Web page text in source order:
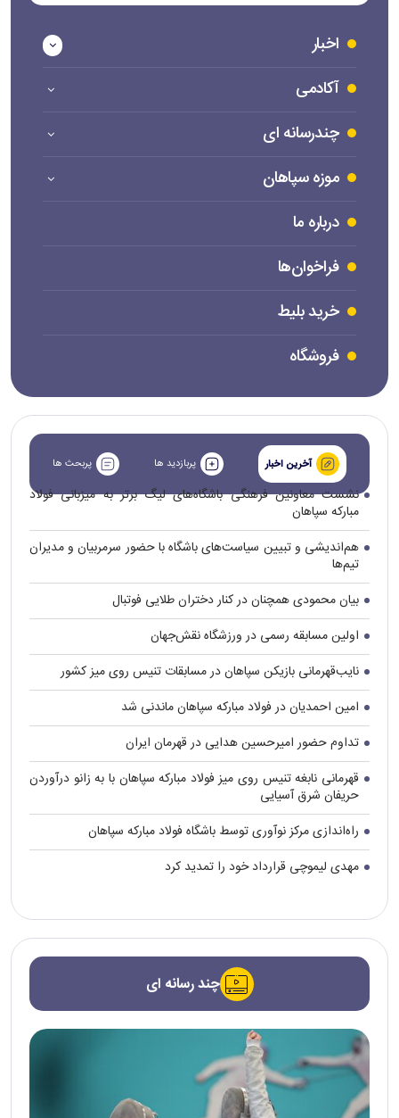
اخبار
آکادمی
چندرسانه ای
موزه سپاهان
درباره ما
فراخوان‌ها
خرید بلیط
فروشگاه
آخرین اخبار پربازدید ها پربحث ها
نشست معاونین فرهنگی باشگاه‌های لیگ برتر به میزبانی فولاد
مبارکه سپاهان
هم‌اندیشی و تبیین سیاست‌های باشگاه با حضور سرمربیان و مدیران
تیم‌ها
بیان محمودی همچنان در کنار دختران طلایی فوتبال
اولین مسابقه رسمی در ورزشگاه نقش‌جهان
نایب‌قهرمانی بازیکن سپاهان در مسابقات تنیس روی میز کشور
امین احمدیان در فولاد مبارکه سپاهان ماندنی شد
تداوم حضور امیرحسین هدایی در قهرمان ایران
قهرمانی نابغه تنیس روی میز فولاد مبارکه سپاهان با به زانو درآوردن
حریفان شرق آسیایی
راه‌اندازی مرکز نوآوری توسط باشگاه فولاد مبارکه سپاهان
مهدی لیموچی قرارداد خود را تمدید کرد
چند رسانه ای